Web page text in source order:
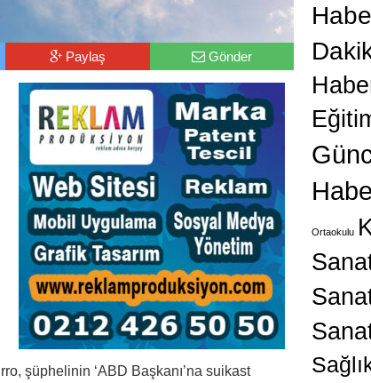
Paylaş Gönder
şüphelinin ‘ABD Başkanı’na suikast
Ortaokulu